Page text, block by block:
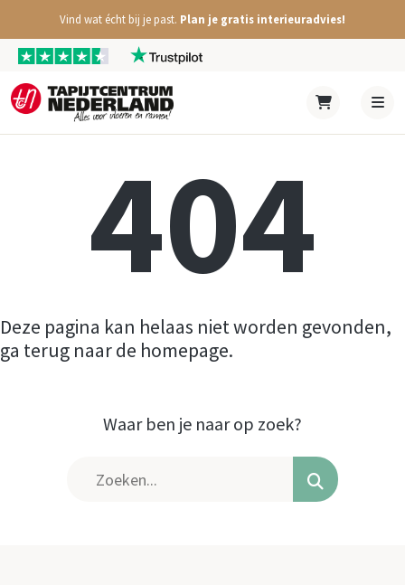
Vind wat écht bij je past. Plan je gratis interieuradvies!
404
Deze pagina kan helaas niet worden gevonden,
ga terug naar de homepage.
Waar ben je naar op zoek?